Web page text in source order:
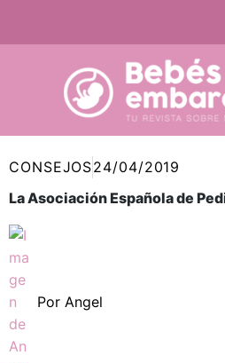
CONSEJOS24/04/2019
La Asociación Española de
Por Angel